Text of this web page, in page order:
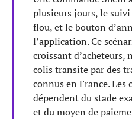
plusieurs jours, le
flou, et le bouton
l’application. Ce
croissant
colis transite par des
connus en France. Les
dépendent du stade
et du moyen de